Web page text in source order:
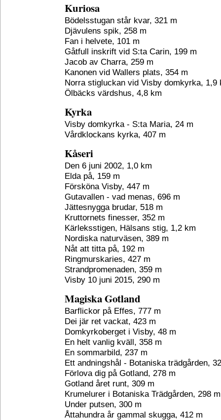
Kuriosa
Bödelsstugan står kvar, 321 m
Djävulens spik, 258 m
Fan i helvete, 101 m
Gåtfull inskrift vid S:ta Carin, 199 m
Jacob av Charra, 259 m
Kanonen vid Wallers plats, 354 m
Norra stigluckan vid Visby domkyrka, 1,9
Ölbäcks värdshus, 4,8 km
Kyrka
Visby domkyrka - S:ta Maria, 24 m
Vårdklockans kyrka, 407 m
Kåseri
Den 6 juni 2002, 1,0 km
Elda på, 159 m
Försköna Visby, 447 m
Gutavallen - vad menas, 696 m
Jättesnygga brudar, 518 m
Kruttornets finesser, 352 m
Kärleksstigen, Hälsans stig, 1,2 km
Nordiska naturväsen, 389 m
Nåt att titta på, 192 m
Ringmurskaries, 427 m
Strandpromenaden, 359 m
Visby 10 juni 2015, 290 m
Magiska Gotland
Barflickor på Effes, 777 m
Dei jär ret vackat, 423 m
Domkyrkoberget i Visby, 48 m
En helt vanlig kväll, 358 m
En sommarbild, 237 m
Ett andningshål - Botaniska trädgården,
Förlova dig på Gotland, 278 m
Gotland året runt, 309 m
Krumelurer i Botaniska Trädgården, 298 m
Under putsen, 300 m
Åttahundra år gammal skugga, 412 m